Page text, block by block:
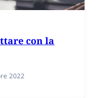
con la
2022